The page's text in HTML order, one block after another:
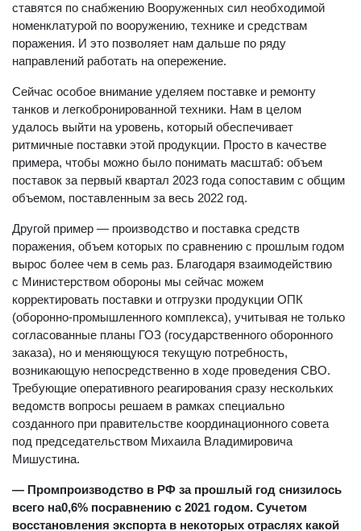
ставятся по снабжению Вооруженных сил необходимой
номенклатурой по вооружению, технике и средствам
поражения. И это позволяет нам дальше по ряду
направлений работать на опережение.
Сейчас особое внимание уделяем поставке и ремонту
танков и легкобронированной техники. Нам в целом
удалось выйти на уровень, который обеспечивает
ритмичные поставки этой продукции. Просто в качестве
примера, чтобы можно было понимать масштаб: объем
поставок за первый квартал 2023 года сопоставим с общим
объемом, поставленным за весь 2022 год.
Другой пример — производство и поставка средств
поражения, объем которых по сравнению с прошлым годом
вырос более чем в семь раз. Благодаря взаимодействию
с Министерством обороны мы сейчас можем
корректировать поставки и отгрузки продукции ОПК
(оборонно-промышленного комплекса), учитывая не только
согласованные планы ГОЗ (государственного оборонного
заказа), но и меняющуюся текущую потребность,
возникающую непосредственно в ходе проведения СВО.
Требующие оперативного реагирования сразу нескольких
ведомств вопросы решаем в рамках специально
созданного при правительстве координационного совета
под председательством Михаила Владимировича
Мишустина.
— Промпроизводство в РФ за прошлый год снизилось
всего на0,6% посравнению с 2021 годом. Сучетом
восстановления экспорта в некоторых отраслях какой